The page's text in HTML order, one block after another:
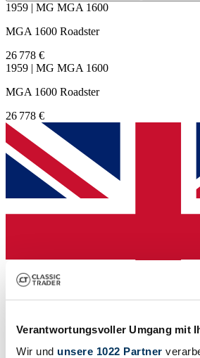
Verantwortungsvoller Umgang mit
Wir und unsere 1022 Partner
1959 | MG MGA 1600
MGA 1600 Roadster
26 778 €
1959 | MG MGA 1600
MGA 1600 Roadster
26 778 €